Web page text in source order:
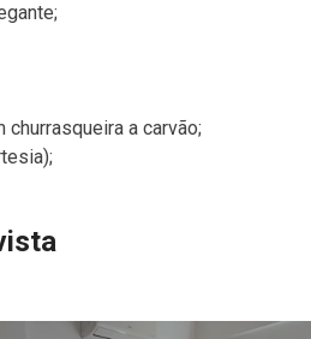
churrasqueira a carvão;